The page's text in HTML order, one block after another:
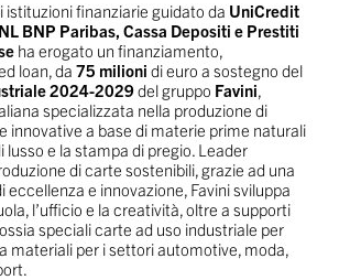
istituzioni finanziarie guidato da UniCredit
BNP Paribas, Cassa Depositi e Prestiti
ha erogato un finanziamento,
loan, da 75 milioni di euro a sostegno del
2024-2029del gruppo Favini
specializzata nella produzione di
innovative a base di materie prime naturali
lusso e la stampa di pregio. Leader
di carte sostenibili, grazie ad una
eccellenza e innovazione, Favini sviluppa
l’ufficio e la creatività, oltre a supporti
speciali carte ad uso industriale per
materiali per i settori automotive, moda,